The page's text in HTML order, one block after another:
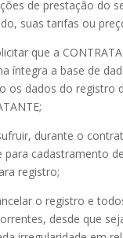
de prestação do
suas tarifas ou
que a
íntegra a base de
os dados do registro
durante o
para cadastramento
registro;
o registro e
desde que